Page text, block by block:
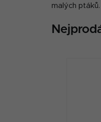
malých ptáků.